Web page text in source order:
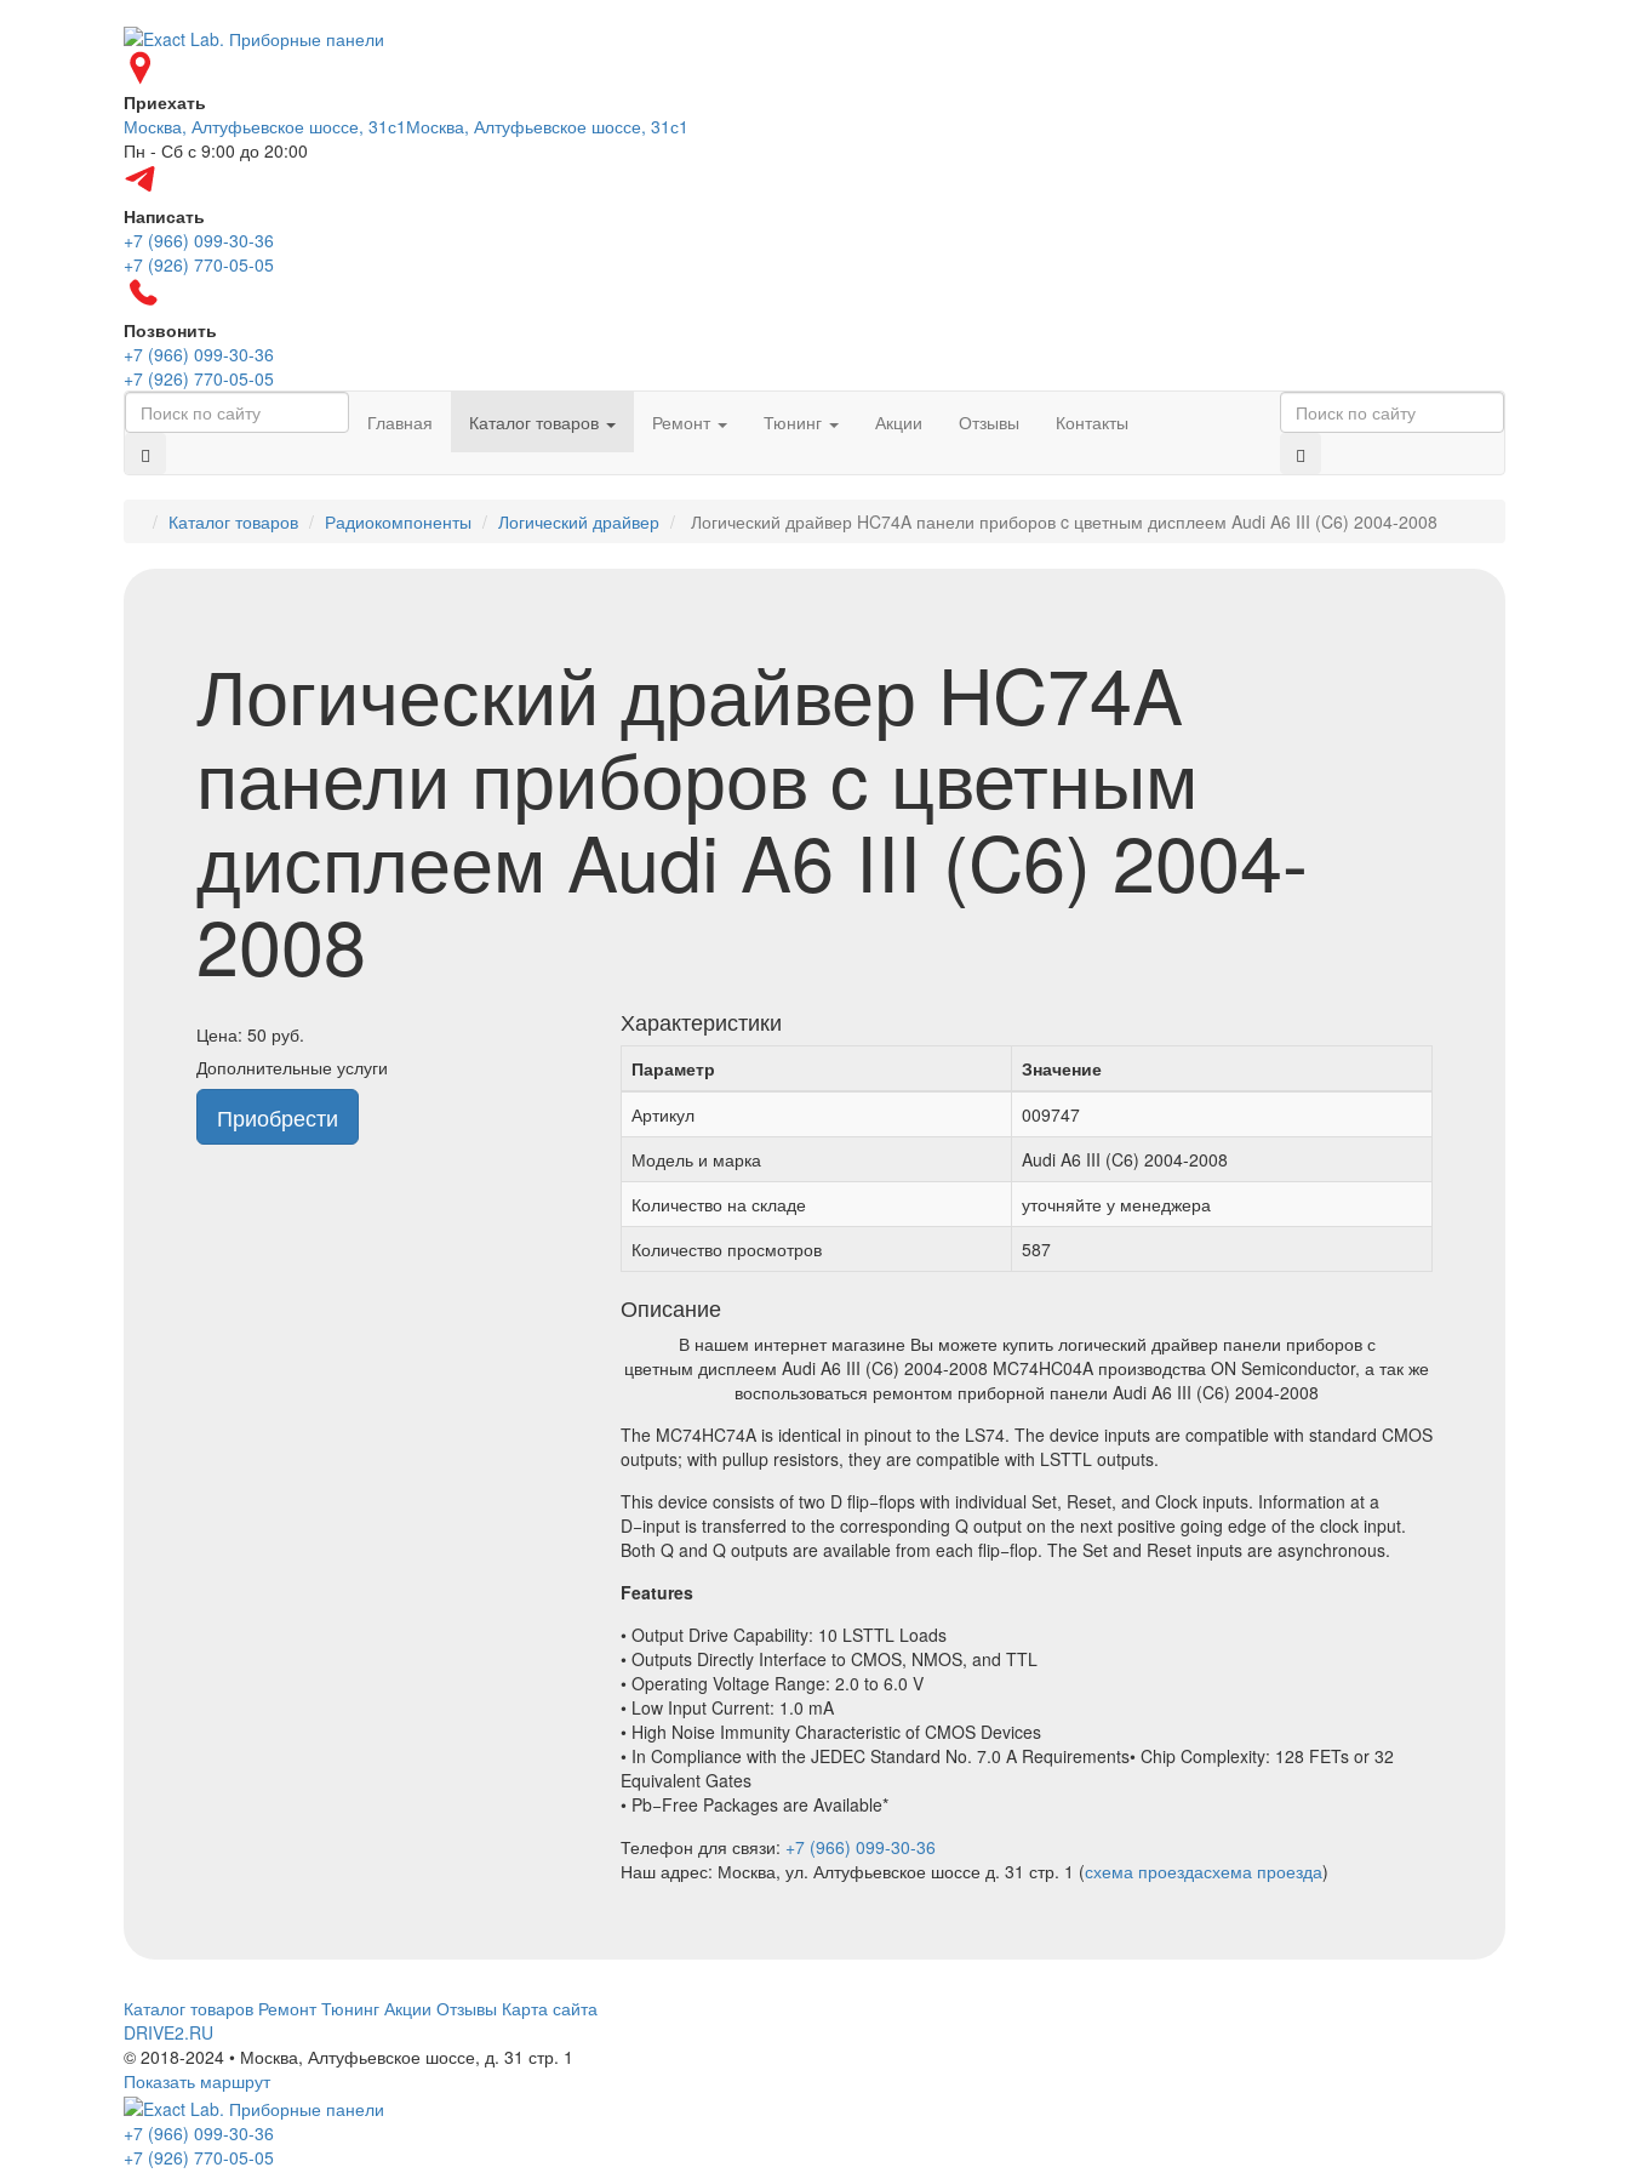
Приехать
Москва, Алтуфьевское шоссе, 31с1 Москва, Алтуфьевское шоссе, 31с1
Пн - Сб с 9:00 до 20:00
Написать
+7 (966) 099-30-36
+7 (926) 770-05-05
Позвонить
+7 (966) 099-30-36
+7 (926) 770-05-05
Главная
Каталог товаров Ремонт Тюнинг Акции Отзывы Контакты
Каталог товаров Радиокомпоненты Логический драйвер Логический драйвер HC74A панели приборов c цветным дисплеем Audi A6 III (C6) 2004-2008
Логический драйвер HC74A
панели приборов c цветным
дисплеем Audi A6 III (C6) 2004-
2008
Цена: 50 руб.
Дополнительные услуги
Приобрести
Характеристики
Параметр
Значение
Артикул
009747
Модель и марка
Audi A6 III (C6) 2004-2008
Количество на складе
уточняйте у менеджера
Количество просмотров
587
Описание
В нашем интернет магазине Вы можете купить логический драйвер панели приборов с
цветным дисплеем Audi A6 III (C6) 2004-2008 MC74HC04A производства ON Semiconductor, а так же
воспользоваться ремонтом приборной панели Audi A6 III (C6) 2004-2008
The MC74HC74A is identical in pinout to the LS74. The device inputs are compatible with standard CMOS
outputs; with pullup resistors, they are compatible with LSTTL outputs.
This device consists of two D flip−flops with individual Set, Reset, and Clock inputs. Information at a
D−input is transferred to the corresponding Q output on the next positive going edge of the clock input.
Both Q and Q outputs are available from each flip−flop. The Set and Reset inputs are asynchronous.
Features
• Output Drive Capability: 10 LSTTL Loads
• Outputs Directly Interface to CMOS, NMOS, and TTL
• Operating Voltage Range: 2.0 to 6.0 V
• Low Input Current: 1.0 mA
• High Noise Immunity Characteristic of CMOS Devices
• In Compliance with the JEDEC Standard No. 7.0 A Requirements• Chip Complexity: 128 FETs or 32
Equivalent Gates
• Pb−Free Packages are Available*
Телефон для связи: +7 (966) 099-30-36
Наш адрес: Москва, ул. Алтуфьевское шоссе д. 31 стр. 1 (схема проездасхема проезда)
Каталог товаров Ремонт Тюнинг Акции Отзывы Карта сайта
DRIVE2.RU
© 2018-2024 • Москва, Алтуфьевское шоссе, д. 31 стр. 1
Показать маршрут
+7 (966) 099-30-36
+7 (926) 770-05-05